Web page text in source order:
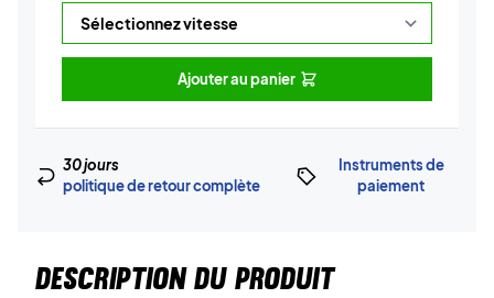
Ajouter au panier
30 jours
politique de retour complète
Instruments de
paiement
DESCRIPTION DU PRODUIT